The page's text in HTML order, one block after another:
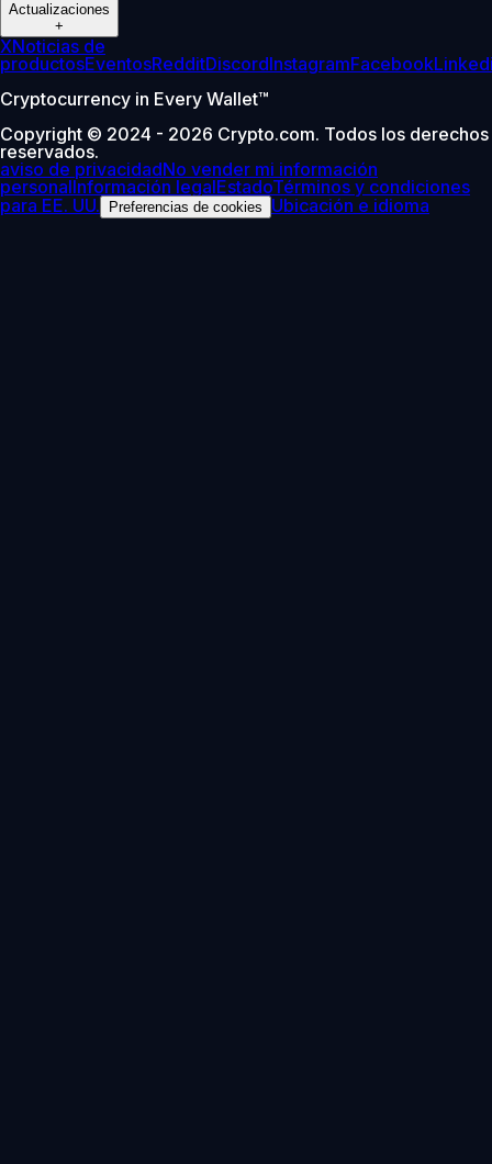
Actualizaciones
+
XNoticias de
productosEventosRedditDiscordInstagramFacebook
Cryptocurrency in Every Wallet™
Copyright © 2024 - 2026 Crypto.com. Todos los derechos
reservados.
aviso de privacidadNo vender mi información
personalInformación legalEstadoTérminos y condiciones
para EE. UU.
Preferencias de cookies Ubicación e idioma